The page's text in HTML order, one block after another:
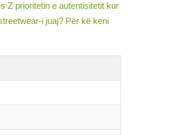
Z prioritetin e autentisitetit kur
i juaj? Për kë keni